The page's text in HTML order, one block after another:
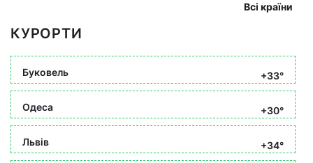
Всі країни
КУРОРТИ
Буковель +33°
Одеса +30°
Львів +34°